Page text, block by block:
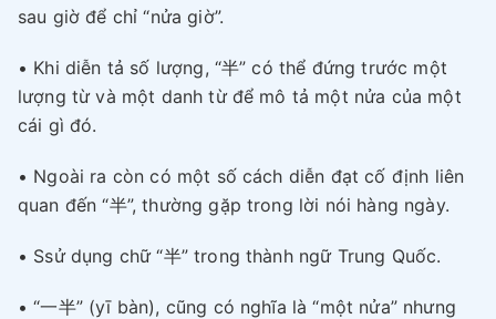
sau giờ để chỉ “nửa giờ”.
• Khi diễn tả số lượng, “半” có thể đứng trước một
lượng từ và một danh từ để mô tả một nửa của một
cái gì đó.
• Ngoài ra còn có một số cách diễn đạt cố định liên
quan đến “半”, thường gặp trong lời nói hàng ngày.
• Ssử dụng chữ “半” trong thành ngữ Trung Quốc.
• “一半” (yī bàn), cũng có nghĩa là “một nửa” nhưng